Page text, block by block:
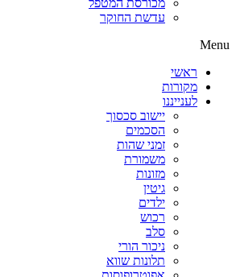
מכורסת המטפל
עדשת החוקר
Menu
ראשי
מקורות
לענייננו
יישוב סכסוך
הסכמים
זמני שהות
משמורת
מזונות
גיטין
ילדים
רכוש
סלב
ניכור הורי
תלונות שווא